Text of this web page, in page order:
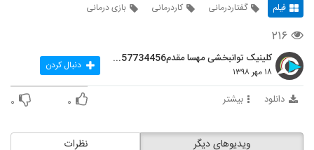
فیلم گفتاردرمانی کاردرمانی بازی درمانی
۲۱۶
کلینیک توانبخشی مهسا مقدم09357734456
۱۸ مهر ۱۳۹۸ دنبال کردن
دانلود بیشتر ۰ ۰
نظرات ویدیوهای دیگر